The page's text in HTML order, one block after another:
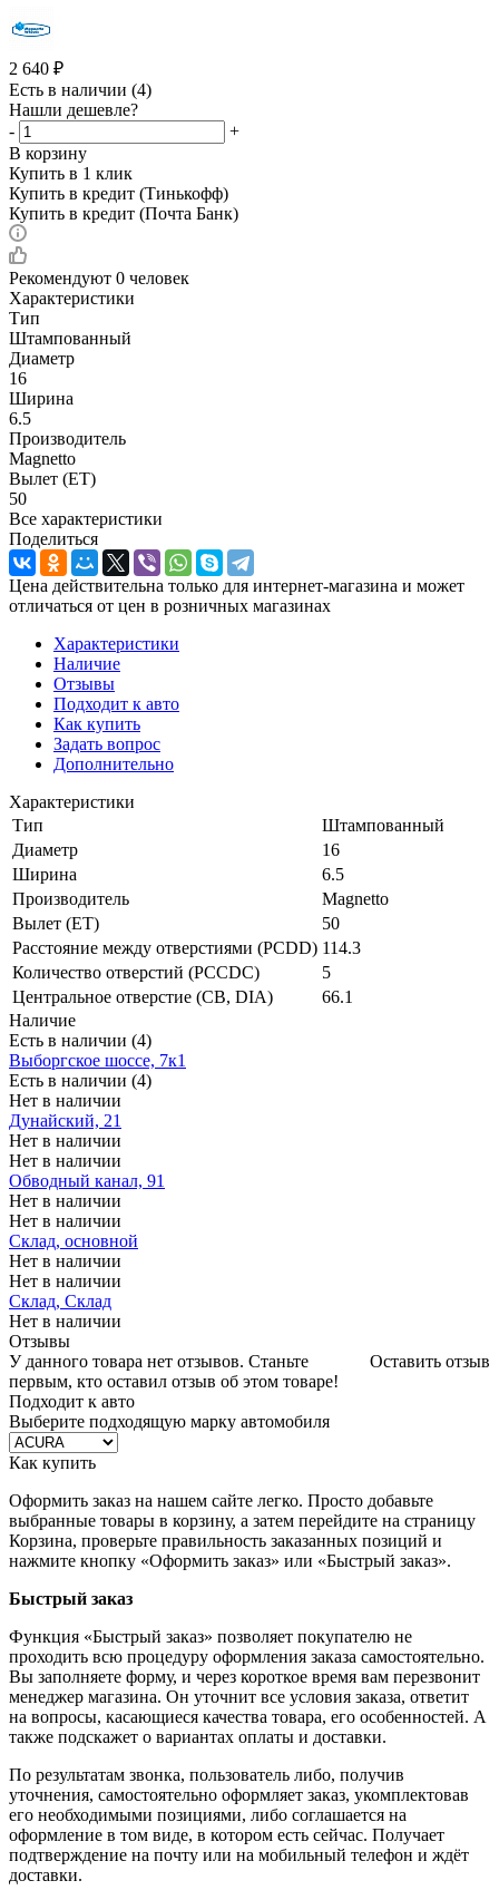
2 640 ₽
Есть в наличии (4)
Нашли дешевле?
-
+
В корзину
Купить в 1 клик
Купить в кредит (Тинькофф)
Купить в кредит (Почта Банк)
Рекомендуют 0 человек
Характеристики
Тип
Штампованный
Диаметр
16
Ширина
6.5
Производитель
Magnetto
Вылет (ET)
50
Все характеристики
Поделиться
Цена действительна только для интернет-магазина и может
отличаться от цен в розничных магазинах
Характеристики
Наличие
Отзывы
Подходит к авто
Как купить
Задать вопрос
Дополнительно
Характеристики
Тип
Штампованный
Диаметр
16
Ширина
6.5
Производитель
Magnetto
Вылет (ET)
50
Расстояние между отверстиями (PCDD) 114.3
Количество отверстий (PCCDC)
5
Центральное отверстие (CB, DIA)
66.1
Наличие
Есть в наличии (4)
Выборгское шоссе, 7к1
Есть в наличии (4)
Нет в наличии
Дунайский, 21
Нет в наличии
Нет в наличии
Обводный канал, 91
Нет в наличии
Нет в наличии
Склад, основной
Нет в наличии
Нет в наличии
Склад, Склад
Нет в наличии
Отзывы
Оставить отзыв
У данного товара нет отзывов. Станьте
первым, кто оставил отзыв об этом товаре!
Подходит к авто
Выберите подходящую марку автомобиля
Как купить
Оформить заказ на нашем сайте легко. Просто добавьте
выбранные товары в корзину, а затем перейдите на страницу
Корзина, проверьте правильность заказанных позиций и
нажмите кнопку «Оформить заказ» или «Быстрый заказ».
Быстрый заказ
Функция «Быстрый заказ» позволяет покупателю не
проходить всю процедуру оформления заказа самостоятельно.
Вы заполняете форму, и через короткое время вам перезвонит
менеджер магазина. Он уточнит все условия заказа, ответит
на вопросы, касающиеся качества товара, его особенностей. А
также подскажет о вариантах оплаты и доставки.
По результатам звонка, пользователь либо, получив
уточнения, самостоятельно оформляет заказ, укомплектовав
его необходимыми позициями, либо соглашается на
оформление в том виде, в котором есть сейчас. Получает
подтверждение на почту или на мобильный телефон и ждёт
доставки.